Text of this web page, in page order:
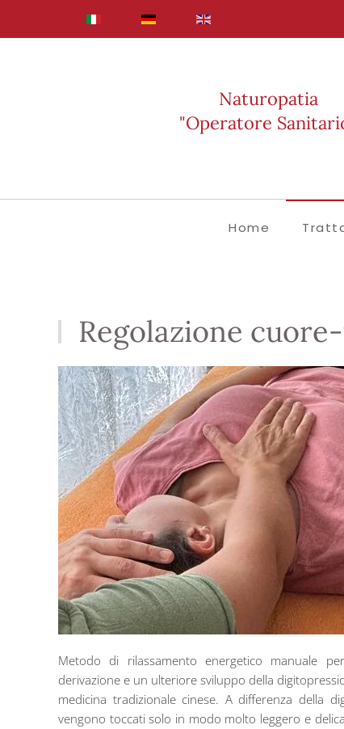
Naturopatia
"Operatore
Home
Regolazione
Metodo di rilassamento energetico manuale
derivazione e un ulteriore sviluppo della
medicina tradizionale cinese. A differenza della
vengono toccati solo in modo molto leggero e